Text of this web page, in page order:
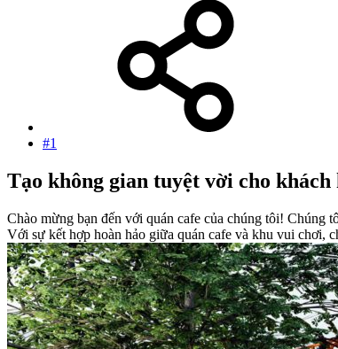
#1
Tạo không gian tuyệt vời cho
Chào mừng bạn đến với quán cafe của chúng tôi! Chúng
Với sự kết hợp hoàn hảo giữa quán cafe và khu vui chơi,